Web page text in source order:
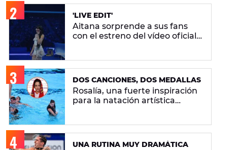
'LIVE EDIT'
Aitana sorprende a sus fans
con el estreno del vídeo oficial
DOS CANCIONES, DOS MEDALLAS
Rosalía, una fuerte inspiración
para la natación artística
UNA RUTINA MUY DRAMÁTICA